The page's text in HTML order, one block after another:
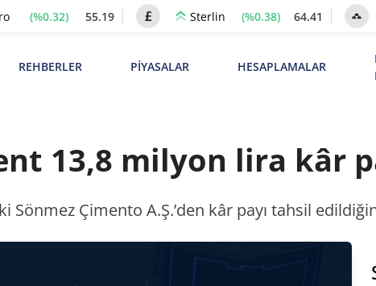
(%0.32) 55.19 Sterlin (%0.38) 64.41
REHBERLER PİYASALAR HESAPLAMALAR
13,8 milyon lira kâr
Çimento A.Ş.’den kâr payı tahsil